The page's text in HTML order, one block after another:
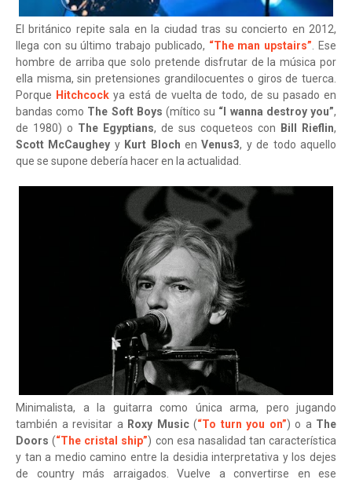
El británico repite sala en la ciudad tras su concierto en 2012,
llega con su último trabajo publicado, “The man upstairs”. Ese
hombre de arriba que solo pretende disfrutar de la música por
ella misma, sin pretensiones grandilocuentes o giros de tuerca.
Porque Hitchcockya está de vuelta de todo, de su pasado en
bandas como The Soft Boys(mítico su “I wanna destroy you”,
de 1980) o The Egyptians, de sus coqueteos con Bill Rieflin,
Scott McCaughey yKurt Bloch enVenus3, y de todo aquello
que se supone debería hacer en la actualidad.
Minimalista, a la guitarra como única arma, pero jugando
también a revisitar a Roxy Music(“To turn you on”) o aThe
Doors (“The cristal ship”) con esa nasalidad tan característica
y tan a medio camino entre la desidia interpretativa y los dejes
de country más arraigados. Vuelve a convertirse en ese